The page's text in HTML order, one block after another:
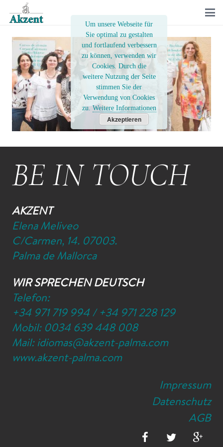
BE IN TOUCH
AKZENT
Elena Meliveo
C/Carmen, 14. 07003.
Palma de Mallorca
WIR SPRECHEN DEUTSCH
Telefon:
+34 971 719 994 / +34 971 228 129
Mobil: 0034 639 448 008
Mail: idiomas@akzent-palma.com
www.akzent-palma.com
Impressum
Datenschutz
AGB
Um unsere Webseite für
Sie optimal zu gestalten
und fortlaufend verbessern
zu können, verwenden wir
Cookies. Durch die
weitere Nutzung der Seite
stimmen Sie der
Verwendung von Cookies
zu.Weitere Informationen
Akzeptieren